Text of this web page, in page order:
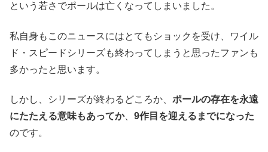
という若さでポールは亡くなってしまいました。
私自身もこのニュースにはとてもショックを受け、ワイル
ド・スピードシリーズも終わってしまうと思ったファンも
多かったと思います。
しかし、シリーズが終わるどころか、 ポールの存在を永遠
にたたえる意味もあってか、 9作目を迎えるまでになった
のです。